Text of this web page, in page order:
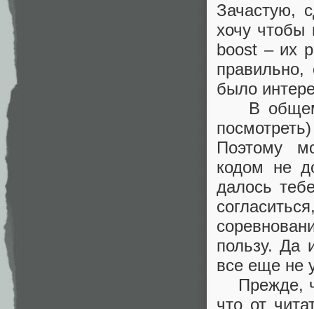
Зачастую,
хочу чтобы
boost – их
правильно,
было
В общем,
Поэтому
кодом не
далось
пользу. Да
все еще не
Прежде,
что от